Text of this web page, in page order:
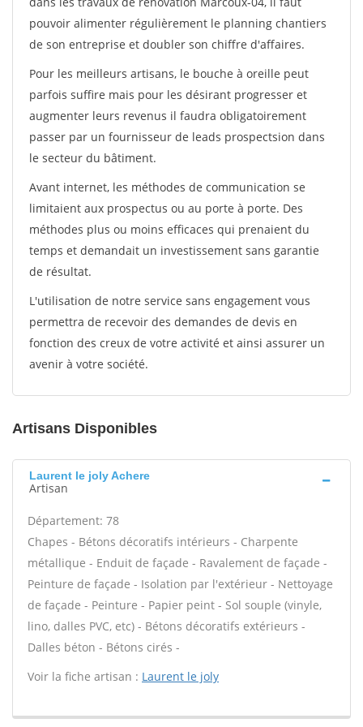
pouvoir alimenter régulièrement le planning chantiers
de son entreprise et doubler son chiffre d'affaires.
Pour les meilleurs artisans, le bouche à oreille peut
parfois suffire mais pour les désirant progresser et
augmenter leurs revenus il faudra obligatoirement
passer par un fournisseur de leads prospectsion dans
le secteur du bâtiment.
Avant internet, les méthodes de communication se
limitaient aux prospectus ou au porte à porte. Des
méthodes plus ou moins efficaces qui prenaient du
temps et demandait un investissement sans garantie
de résultat.
L'utilisation de notre service sans engagement vous
permettra de recevoir des demandes de devis en
fonction des creux de votre activité et ainsi assurer un
avenir à votre société.
Artisans Disponibles
Laurent le joly Achere
Artisan
Département: 78
Chapes - Bétons décoratifs intérieurs - Charpente
métallique - Enduit de façade - Ravalement de façade -
Peinture de façade - Isolation par l'extérieur - Nettoyage
de façade - Peinture - Papier peint - Sol souple (vinyle,
lino, dalles PVC, etc) - Bétons décoratifs extérieurs -
Dalles béton - Bétons cirés -
Voir la fiche artisan : Laurent le joly